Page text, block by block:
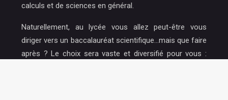
calculs et de sciences en général.
Naturellement, au lycée vous allez peut-être vous
diriger vers un baccalauréat scientifique…mais que faire
après ? Le choix sera vaste et diversifié pour vous :